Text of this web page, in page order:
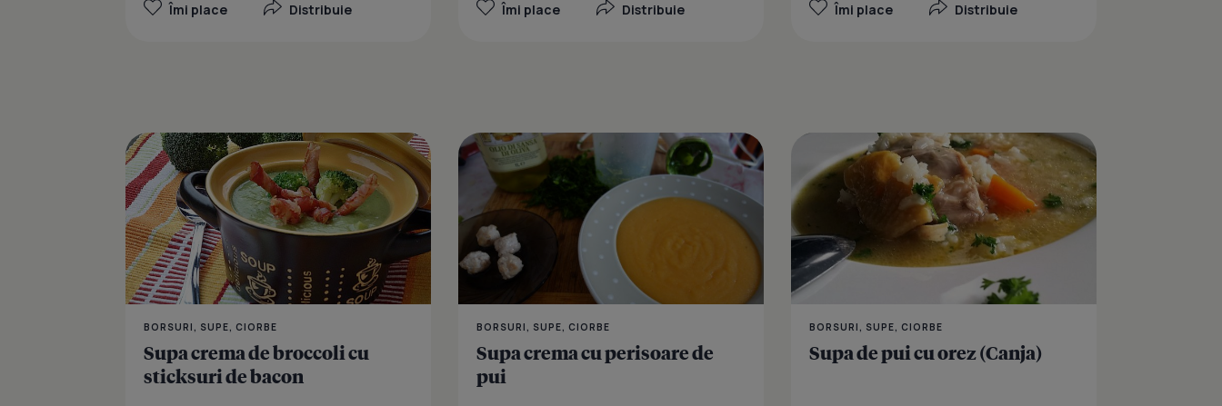
Îmi place Distribuie Îmi place Distribuie Îmi place Distribuie
BORSURI, SUPE, CIORBE
Supa crema de broccoli cu
sticksuri de bacon
Supa crema de broccoli cu sticksuri de bacon
BORSURI, SUPE, CIORBE
Supa crema cu perisoare de
pui
Supa crema cu
BORSURI, SUPE, CIORBE
Supa de pui cu orez (Canja)